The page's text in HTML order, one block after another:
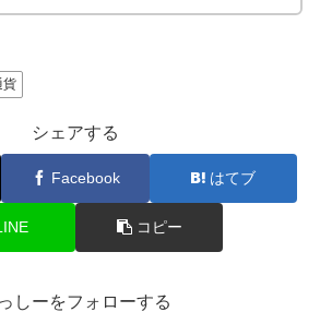
貨
シェアする
Facebook はてブ
コピー
しーをフォローする